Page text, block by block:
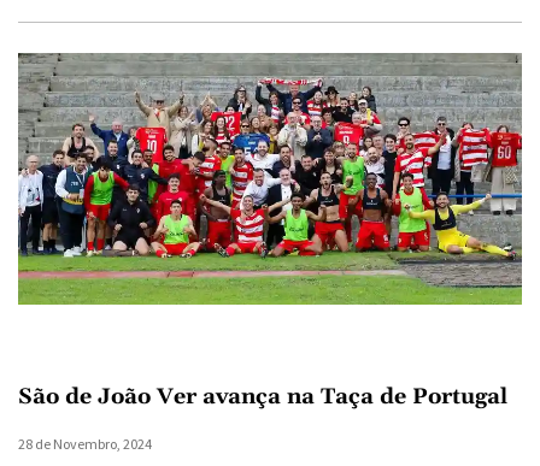
São de João Ver avança na Taça de Portugal
28 de Novembro, 2024